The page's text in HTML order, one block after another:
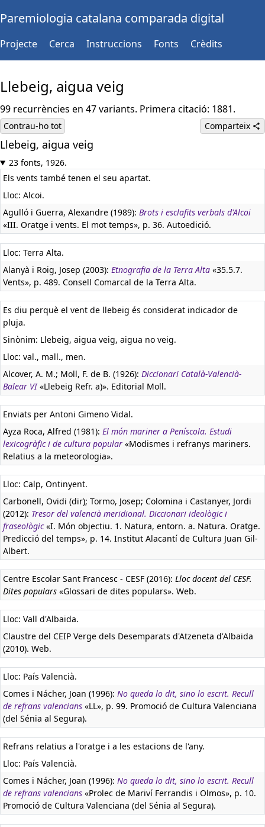
Paremiologia catalana comparada digital
Projecte Cerca Instruccions Fonts Crèdits
Llebeig, aigua veig
99 recurrències en 47 variants. Primera citació: 1881.
Contrau-ho tot Comparteix
Llebeig, aigua veig
23 fonts, 1926.
Els vents també tenen el seu apartat.
Lloc: Alcoi.
Agulló i Guerra, Alexandre (1989): Brots i esclafits verbals d'Alcoi
«III. Oratge i vents. El mot temps», p. 36. Autoedició.
Lloc: Terra Alta.
Alanyà i Roig, Josep (2003): Etnografia de la Terra Alta «35.5.7.
Vents», p. 489. Consell Comarcal de la Terra Alta.
Es diu perquè el vent de llebeig és considerat indicador de
pluja.
Sinònim: Llebeig, aigua veig, aigua no veig.
Lloc: val., mall., men.
Alcover, A. M.; Moll, F. de B. (1926): Diccionari Català-Valencià-
Balear VI«Llebeig Refr. a)». Editorial Moll.
Enviats per Antoni Gimeno Vidal.
Ayza Roca, Alfred (1981): El món mariner a Peníscola. Estudi
lexicogràfic i de cultura popular «Modismes i refranys mariners.
Relatius a la meteorologia».
Lloc: Calp, Ontinyent.
Carbonell, Ovidi (dir); Tormo, Josep; Colomina i Castanyer, Jordi
(2012): Tresor del valencià meridional. Diccionari ideològic i
fraseològic«I. Món objectiu. 1. Natura, entorn. a. Natura. Oratge.
Predicció del temps», p. 14. Institut Alacantí de Cultura Juan Gil-
Albert.
Centre Escolar Sant Francesc - CESF (2016): Lloc docent del CESF.
Dites populars «Glossari de dites populars». Web.
Lloc: Vall d'Albaida.
Claustre del CEIP Verge dels Desemparats d'Atzeneta d'Albaida
(2010). Web.
Lloc: País Valencià.
Comes i Nácher, Joan (1996): No queda lo dit, sino lo escrit. Recull
de refrans valencians «LL», p. 99. Promoció de Cultura Valenciana
(del Sénia al Segura).
Refrans relatius a l'oratge i a les estacions de l'any.
Lloc: País Valencià.
Comes i Nácher, Joan (1996): No queda lo dit, sino lo escrit. Recull
de refrans valencians «Prolec de Mariví Ferrandis i Olmos», p. 10.
Promoció de Cultura Valenciana (del Sénia al Segura).